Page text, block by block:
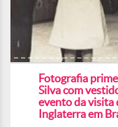
Fotografia
Silva com
evento da visita
Inglaterra em